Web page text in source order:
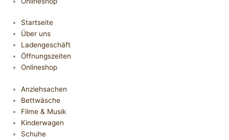
Startseite
Über uns
Ladengeschäft
Öffnungszeiten
Onlineshop
Anziehsachen
Bettwäsche
Filme & Musik
Kinderwagen
Schuhe